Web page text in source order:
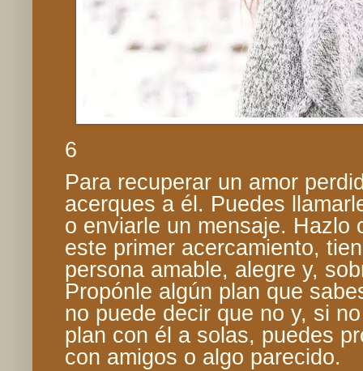
6
Para recuperar un amor
acerques a él. Puedes
o enviarle un mensaje. Hazlo
este primer acercamiento,
persona amable, alegre y,
Propónle algún plan que
no puede decir que no y, si
plan con él a solas, puedes
con amigos o algo parecido.